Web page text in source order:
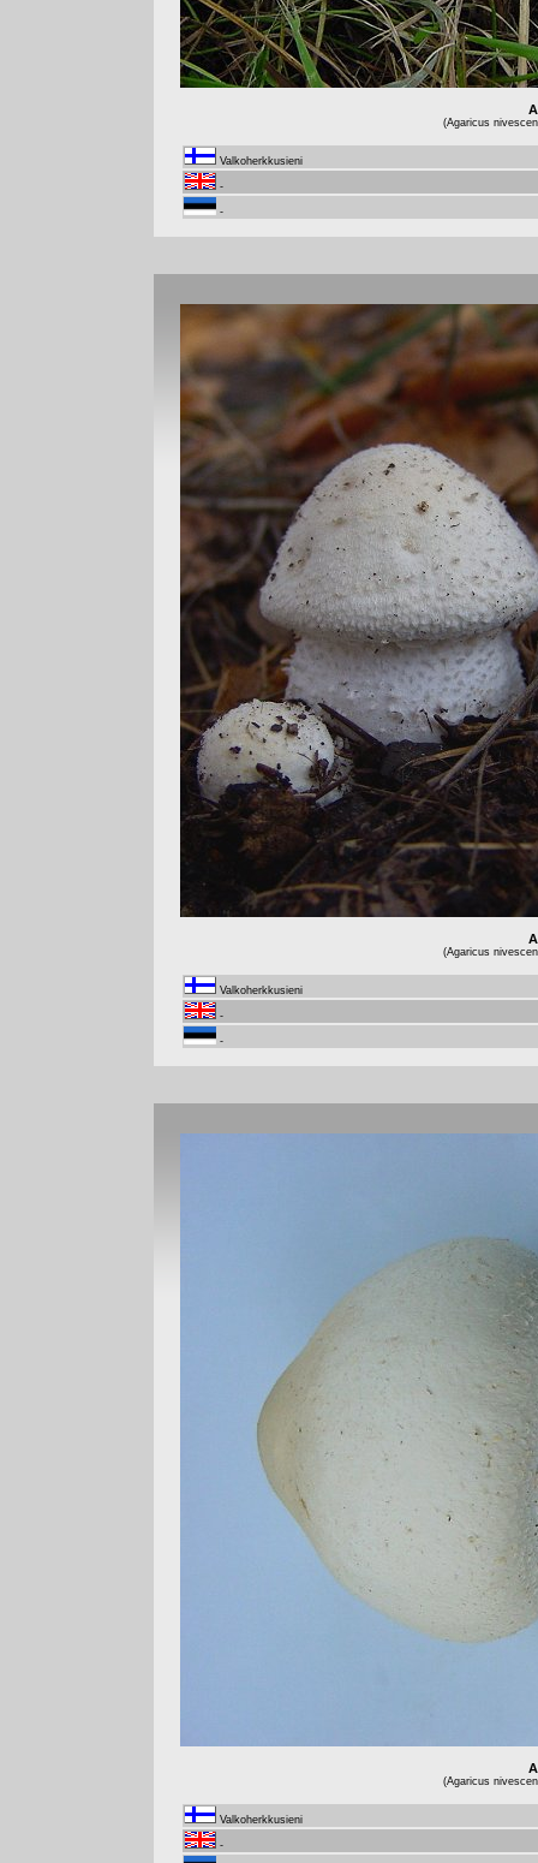
(Agaricus
Valkoherkkusieni
-
-
(Agaricus
Valkoherkkusieni
-
-
(Agaricus
Valkoherkkusieni
-